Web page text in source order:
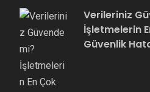
Verileriniz
İşletmelerin
Güvenlik